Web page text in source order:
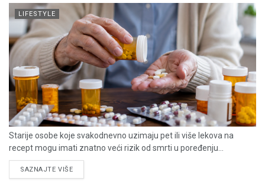
LIFESTYLE
Starije osobe koje svakodnevno uzimaju pet ili više lekova na
recept mogu imati znatno veći rizik od smrti u poređenju...
SAZNAJTE VIŠEDETAILS